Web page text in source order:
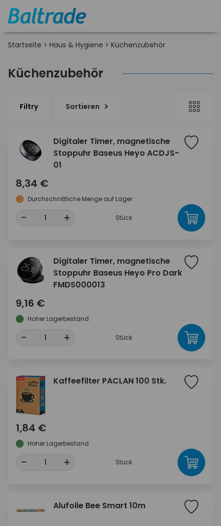
Startseite > Haus & Hygiene > Küchenzubehör
Küchenzubehör
Filtry Sortieren
Digitaler Timer, magnetische
Stoppuhr Baseus Heyo ACDJS-
01
8,34 €
Durchschnittliche Menge auf Lager
- + Stück
Digitaler Timer, magnetische
Stoppuhr Baseus Heyo Pro Dark
FMDS000013
9,16 €
Hoher Lagerbestand
- + Stück
Kaffeefilter PACLAN 100 Stk.
1,84 €
Hoher Lagerbestand
- + Stück
Alufolie Bee Smart 10m